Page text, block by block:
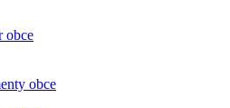
obce
obce